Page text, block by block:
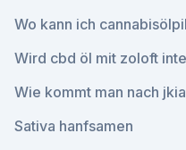
Wo kann ich
Wird cbd öl mit zoloft
Wie kommt man nach
Sativa hanfsamen